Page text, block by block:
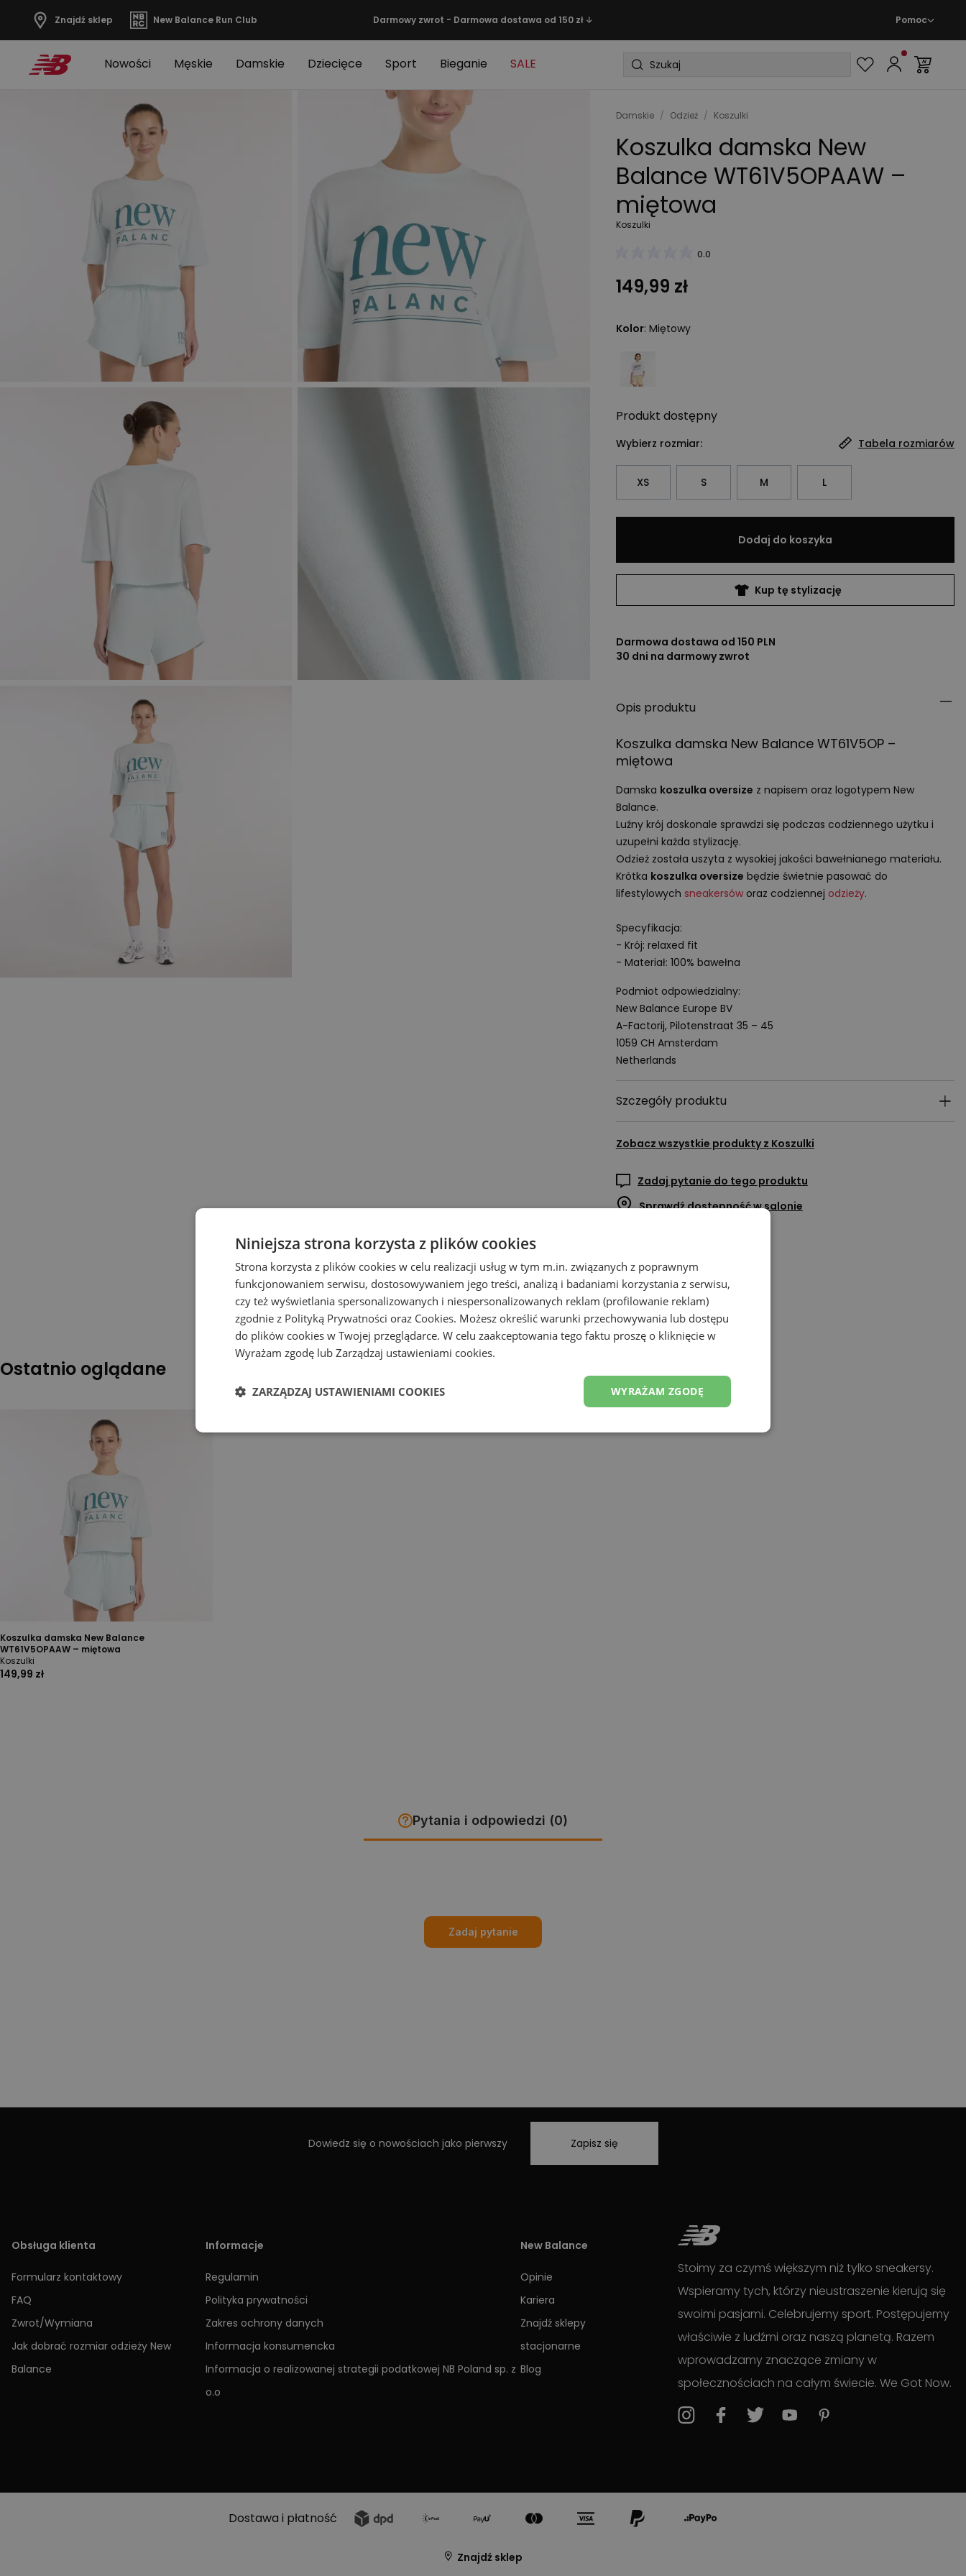
Znajdź sklep New Balance Run Club Darmowy zwrot - Darmowa dostawa od 150 zł ↓ Pomoc
Nowości Męskie Damskie Dziecięce Sport Bieganie SALE
Damskie / Odzież / Koszulki
Koszulka damska New
Balance WT61V5OPAAW –
miętowa
Koszulki
0.0
149,99 zł
Kolor: Miętowy
Produkt dostępny
Wybierz rozmiar: Tabela rozmiarów
XS S M L
Dodaj do koszyka
Kup tę stylizację
Darmowa dostawa od 150 PLN
30 dni na darmowy zwrot
Opis produktu
Koszulka damska New Balance WT61V5OP –
miętowa
Damska koszulka oversize z napisem oraz logotypem New
Balance.
Luźny krój doskonale sprawdzi się podczas codziennego użytku i
uzupełni każda stylizację.
Odzież została uszyta z wysokiej jakości bawełnianego materiału.
Krótka koszulka oversize będzie świetnie pasować do
lifestylowych sneakersóworaz codziennej odzieży.
Specyfikacja:
- Krój: relaxed fit
- Materiał: 100% bawełna
Podmiot odpowiedzialny:
New Balance Europe BV
A-Factorij, Pilotenstraat 35 – 45
1059 CH Amsterdam
Netherlands
Szczegóły produktu
Zobacz wszystkie produkty z Koszulki
Zadaj pytanie do tego produktu
Sprawdź dostępność w salonie
Ostatnio oglądane
Koszulka damska New Balance
WT61V5OPAAW – miętowa
Koszulki
149,99 zł
Pytania i odpowiedzi (0)
Zadaj pytanie
Dowiedz się o nowościach jako pierwszy Zapisz się
Obsługa klienta
Formularz kontaktowy
FAQ
Zwrot/Wymiana
Jak dobrać rozmiar odzieży New
Balance
Informacje
Regulamin
Polityka prywatności
Zakres ochrony danych
Informacja konsumencka
Informacja o realizowanej strategii podatkowej NB Poland sp. z
o.o
New Balance
Opinie
Kariera
Znajdź sklepy
stacjonarne
Blog
Stoimy za czymś większym niż tylko sneakersy.
Wspieramy tych, którzy nieustraszenie kierują się
swoimi pasjami. Celebrujemy sport. Postępujemy
właściwie z ludźmi oraz naszą planetą. Razem
wprowadzamy znaczące zmiany w
społecznościach na całym świecie. We Got Now.
Dostawa i płatność
Znajdź sklep
Niniejsza strona korzysta z plików cookies
Strona korzysta z plików cookies w celu realizacji usług w tym m.in. związanych z poprawnym
funkcjonowaniem serwisu, dostosowywaniem jego treści, analizą i badaniami korzystania z serwisu,
czy też wyświetlania spersonalizowanych i niespersonalizowanych reklam (profilowanie reklam)
zgodnie z Polityką Prywatności oraz Cookies. Możesz określić warunki przechowywania lub dostępu
do plików cookies w Twojej przeglądarce. W celu zaakceptowania tego faktu proszę o kliknięcie w
Wyrażam zgodę lub Zarządzaj ustawieniami cookies.
WYRAŻAM ZGODĘ
ZARZĄDZAJ USTAWIENIAMI COOKIES